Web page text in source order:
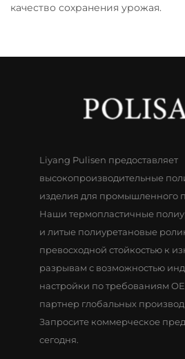
качество сохранения урожая.
Liyang Pulisen предоставляет
высокопроизводительные
изделия для промышленного
Наши термопластичные
и литые полиуретановые
превосходной стойкостью к
разрывам с возможностью
настройки по требованиям
партнер глобальных
Запросите коммерческое
сегодня.